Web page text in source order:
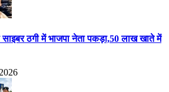
ठगी में भाजपा नेता पकड़ा,50 लाख खाते में